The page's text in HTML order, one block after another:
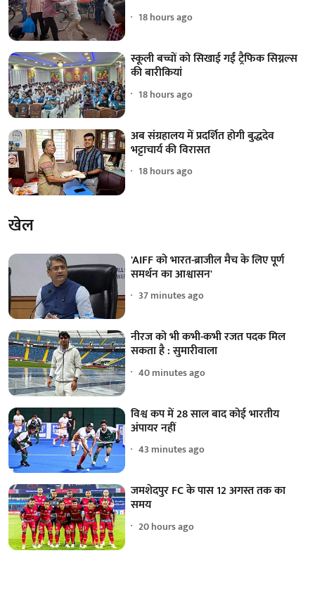
18 hours ago
स्कूली बच्चों को सिखाई गईं ट्रैफिक सिग्नल्स
की बारीकियां
18 hours ago
अब संग्रहालय में प्रदर्शित होगी बुद्धदेव
भट्टाचार्य की विरासत
18 hours ago
खेल
'AIFF को भारत-ब्राजील मैच के लिए पूर्ण
समर्थन का आश्वासन'
37 minutes ago
नीरज को भी कभी-कभी रजत पदक मिल
सकता है : सुमारीवाला
40 minutes ago
विश्व कप में 28 साल बाद कोई भारतीय
अंपायर नहीं
43 minutes ago
जमशेदपुर FC के पास 12 अगस्त तक का
समय
20 hours ago